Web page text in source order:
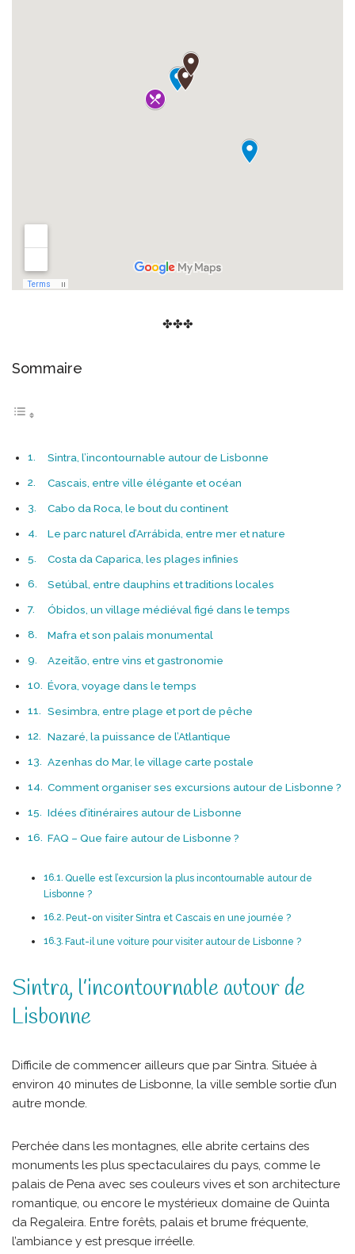
✤✤✤
Sommaire
Sintra, l’incontournable autour de Lisbonne
Cascais, entre ville élégante et océan
Cabo da Roca, le bout du continent
Le parc naturel d’Arrábida, entre mer et nature
Costa da Caparica, les plages infinies
Setúbal, entre dauphins et traditions locales
Óbidos, un village médiéval figé dans le temps
Mafra et son palais monumental
Azeitão, entre vins et gastronomie
Évora, voyage dans le temps
Sesimbra, entre plage et port de pêche
Nazaré, la puissance de l’Atlantique
Azenhas do Mar, le village carte postale
Comment organiser ses excursions autour de Lisbonne ?
Idées d’itinéraires autour de Lisbonne
FAQ – Que faire autour de Lisbonne ?
Quelle est l’excursion la plus incontournable autour de
Lisbonne ?
Peut-on visiter Sintra et Cascais en une journée ?
Faut-il une voiture pour visiter autour de Lisbonne ?
Sintra, l’incontournable autour de
Lisbonne
Difficile de commencer ailleurs que par Sintra. Située à
environ 40 minutes de Lisbonne, la ville semble sortie d’un
autre monde.
Perchée dans les montagnes, elle abrite certains des
monuments les plus spectaculaires du pays, comme le
palais de Pena avec ses couleurs vives et son architecture
romantique, ou encore le mystérieux domaine de Quinta
da Regaleira. Entre forêts, palais et brume fréquente,
l’ambiance y est presque irréelle.